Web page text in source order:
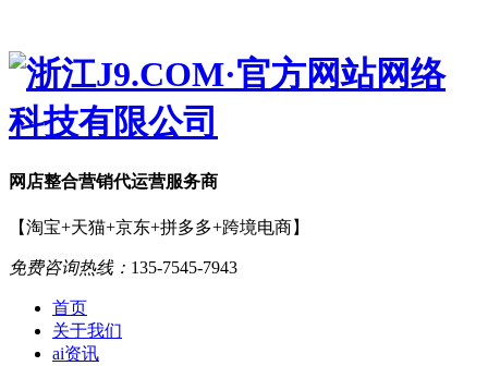
网店整合营销代运营服务商
【淘宝+天猫+京东+拼多多+跨境电商】
免费咨询热线： 135-7545-7943
首页
关于我们
ai资讯